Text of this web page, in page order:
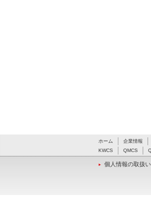
ホーム 企業情報
KWCS
QMCS
個人情報の取扱